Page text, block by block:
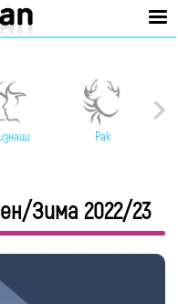
Рак
Зима 2022/23